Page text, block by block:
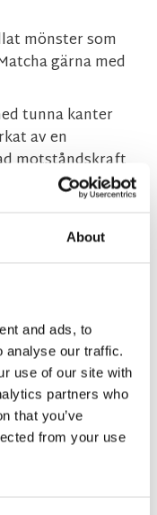
About
and ads, to
analyse our traffic.
use of our site with
partners who
that you’ve
from your use
mönster som
gärna med
tunna kanter
av en
motståndskraft
vilket
mot nötning